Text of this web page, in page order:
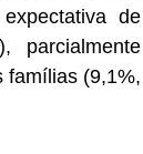
de
parcialmente
famílias (9,1%,